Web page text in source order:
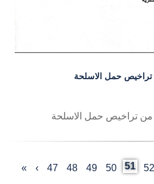
حمل الاسلحة
تراخيص حمل الاسلحة
First
»
Previous
›
الصفحة
47
الصفحة
48
الصفحة
49
الصفحة
50
Current
51
الصفحة
52